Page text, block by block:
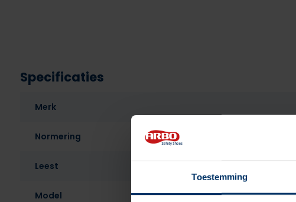
Toestemming
Specificaties
Merk
Normering
Leest
Model